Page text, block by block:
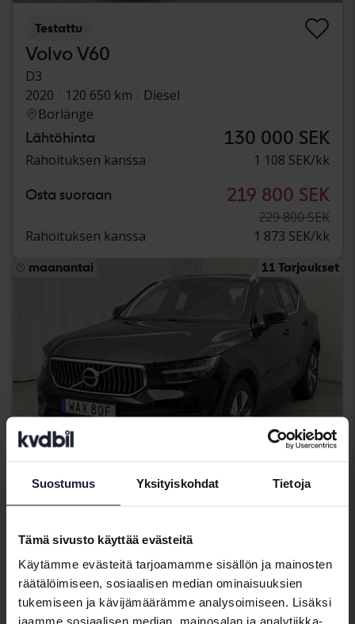
Suostumus Yksityiskohdat Tietoja
Tämä sivusto käyttää evästeitä
Käytämme evästeitä tarjoamamme sisällön ja mainosten
räätälöimiseen, sosiaalisen median ominaisuuksien
tukemiseen ja kävijämäärämme analysoimiseen. Lisäksi
jaamme sosiaalisen median, mainosalan ja analytiikka-
Testattu
Volvo V60
D3
2020
120 650 km
Diesel
Borlänge
Lähtöhinta 130 000 SEK
Rahoituksen kanssa 1 108 SEK/kk
Osta suoraan 219 800 SEK
229 800 SEK
Rahoituksen kanssa
1 873 SEK/kk
maanantai 11 Tarjoukset
Testattu
Volvo XC40
2021
119 480 km
Sähkö/bensiini
Åkersberga (Runö)
Johtava tarjous: 152 000 SEK